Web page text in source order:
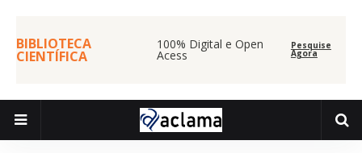
BIBLIOTECA
CIENTÍFICA
100% Digital e Open
Acess
Pesquise
Agora